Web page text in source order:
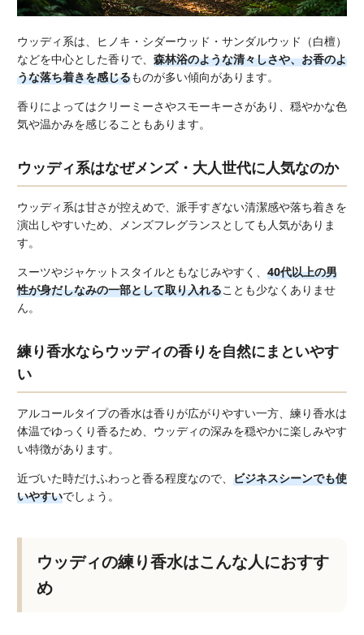
ウッディ系は、ヒノキ・シダーウッド・サンダルウッド（白檀）
などを中心とした香りで、 森林浴のような清々しさや、お香のよ
うな落ち着きを感じるものが多い傾向があります。
香りによってはクリーミーさやスモーキーさがあり、穏やかな色
気や温かみを感じることもあります。
ウッディ系はなぜメンズ・大人世代に人気なのか
ウッディ系は甘さが控えめで、派手すぎない清潔感や落ち着きを
演出しやすいため、メンズフレグランスとしても人気がありま
す。
スーツやジャケットスタイルともなじみやすく、 40代以上の男
性が身だしなみの一部として取り入れることも少なくありませ
ん。
練り香水ならウッディの香りを自然にまといやす
い
アルコールタイプの香水は香りが広がりやすい一方、練り香水は
体温でゆっくり香るため、ウッディの深みを穏やかに楽しみやす
い特徴があります。
近づいた時だけふわっと香る程度なので、 ビジネスシーンでも使
いやすいでしょう。
ウッディの練り香水はこんな人におすす
め